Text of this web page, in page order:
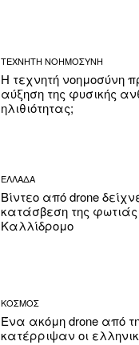
ΤΕΧΝΗΤΗ ΝΟΗΜΟΣΥΝΗ
Η τεχνητή νοημοσύνη
αύξηση της φυσικής
ηλιθιότητας;
ΕΛΛΑΔΑ
Βίντεο από drone
κατάσβεση της φωτιάς
Καλλίδρομο
ΚΟΣΜΟΣ
Ένα ακόμη drone από
κατέρριψαν οι